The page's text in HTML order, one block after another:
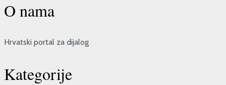
O nama
Hrvatski portal za dijalog
Kategorije